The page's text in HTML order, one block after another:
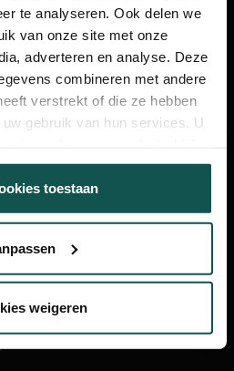
te analyseren. Ook delen we
van onze site met onze
adverteren en analyse. Deze
combineren met andere
verstrekt of die ze hebben
gebruik van hun services. U
toestaan
weigeren
m² aangebracht
uit Google reviews